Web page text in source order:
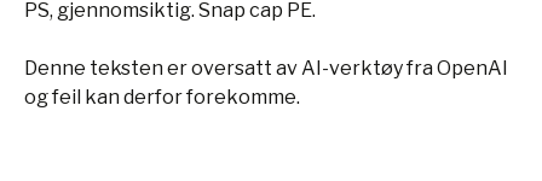
PS, gjennomsiktig. Snap cap PE.
Denne teksten er oversatt av AI-verktøy fra OpenAI
og feil kan derfor forekomme.